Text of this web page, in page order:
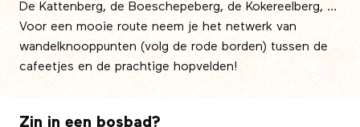
De Kattenberg, de Boeschepeberg, de Kokereelberg, …
Voor een mooie route neem je het netwerk van
wandelknooppunten (volg de rode borden) tussen de
cafeetjes en de prachtige hopvelden!
Zin in een bosbad?